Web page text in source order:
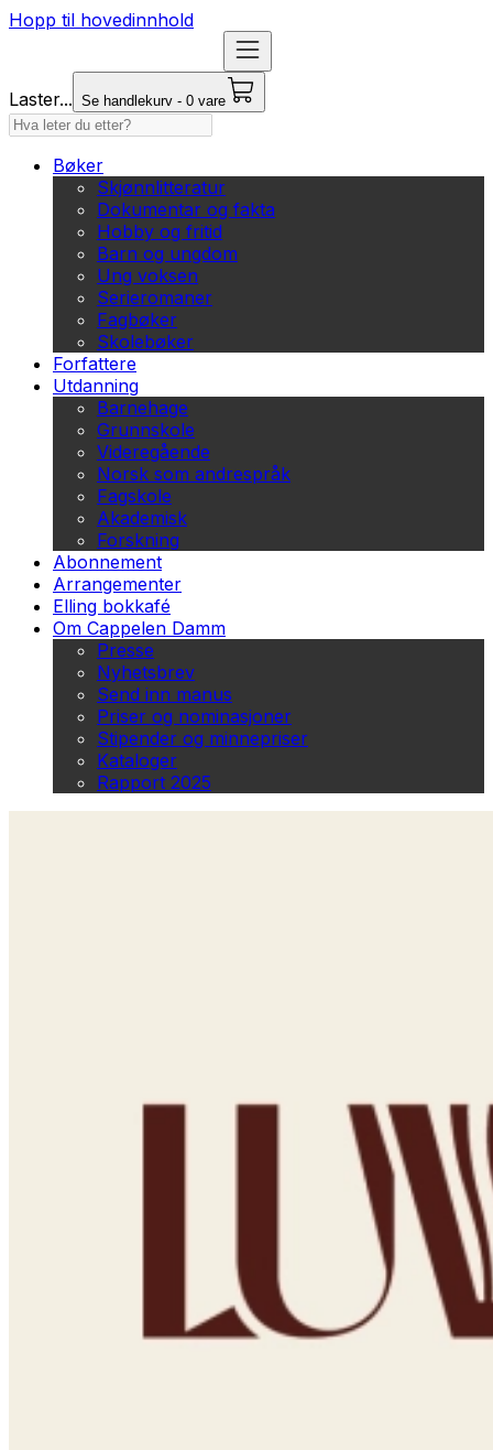
Hopp til hovedinnhold
Laster... Se handlekurv - 0 vare
Bøker
Skjønnlitteratur
Dokumentar og fakta
Hobby og fritid
Barn og ungdom
Ung voksen
Serieromaner
Fagbøker
Skolebøker
Forfattere
Utdanning
Barnehage
Grunnskole
Videregående
Norsk som andrespråk
Fagskole
Akademisk
Forskning
Abonnement
Arrangementer
Elling bokkafé
Om Cappelen Damm
Presse
Nyhetsbrev
Send inn manus
Priser og nominasjoner
Stipender og minnepriser
Kataloger
Rapport 2025